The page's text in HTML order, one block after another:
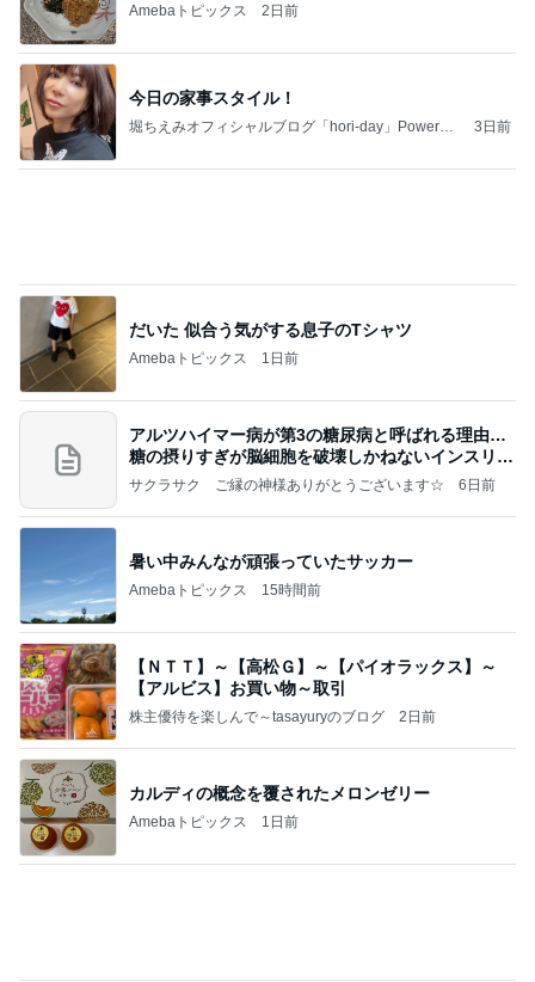
Amebaトピックス 2日前
今日の家事スタイル！
堀ちえみオフィシャルブログ「hori-day」Powered
3日前
だいた 似合う気がする息子のTシャツ
Amebaトピックス 1日前
アルツハイマー病が第3の糖尿病と呼ばれる理由…
糖の摂りすぎが脳細胞を破壊しかねないインスリン
の恐
サクラサク ご縁の神様ありがとうございます☆ 6日前
暑い中みんなが頑張っていたサッカー
Amebaトピックス 15時間前
【ＮＴＴ】～【高松Ｇ】～【パイオラックス】～
【アルビス】お買い物～取引
株主優待を楽しんで～tasayuryのブログ 2日前
カルディの概念を覆されたメロンゼリー
Amebaトピックス 1日前